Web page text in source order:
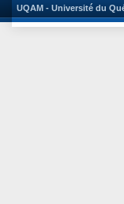
UQAM - Université du